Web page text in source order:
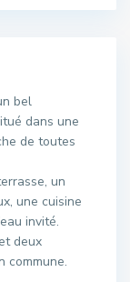
bel
dans une
de toutes
un
une cuisine
invité.
deux
commune.